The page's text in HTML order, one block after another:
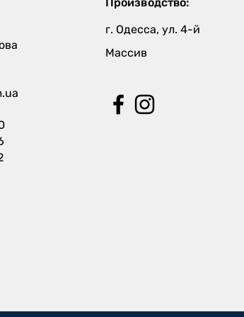
Производство:
г. Одесса, ул. 4-й
Массив